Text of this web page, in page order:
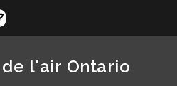
l'air Ontario